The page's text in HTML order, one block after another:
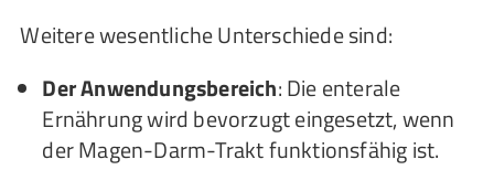
Weitere wesentliche Unterschiede sind:
Der Anwendungsbereich: Die enterale
Ernährung wird bevorzugt eingesetzt, wenn
der Magen-Darm-Trakt funktionsfähig ist.